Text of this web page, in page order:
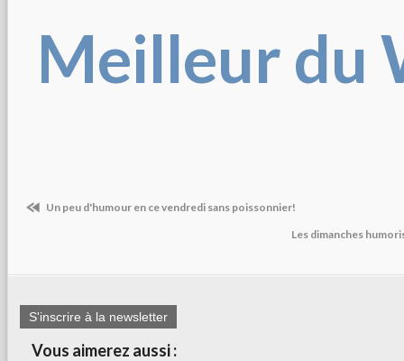
Meilleur du
Un peu d'humour en ce vendredi sans poissonnier!
Les dimanches
S'inscrire à la newsletter
Vous aimerez aussi :